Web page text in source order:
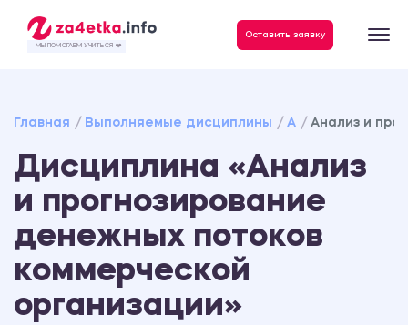
- МЫ ПОМОГАЕМ УЧИТЬСЯ ❤️
Оставить заявку
Главная Выполняемые дисциплины А Анализ и
Дисциплина «Анализ
и прогнозирование
денежных потоков
коммерческой
организации»